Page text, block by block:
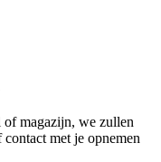
magazijn, we zullen
met je opnemen